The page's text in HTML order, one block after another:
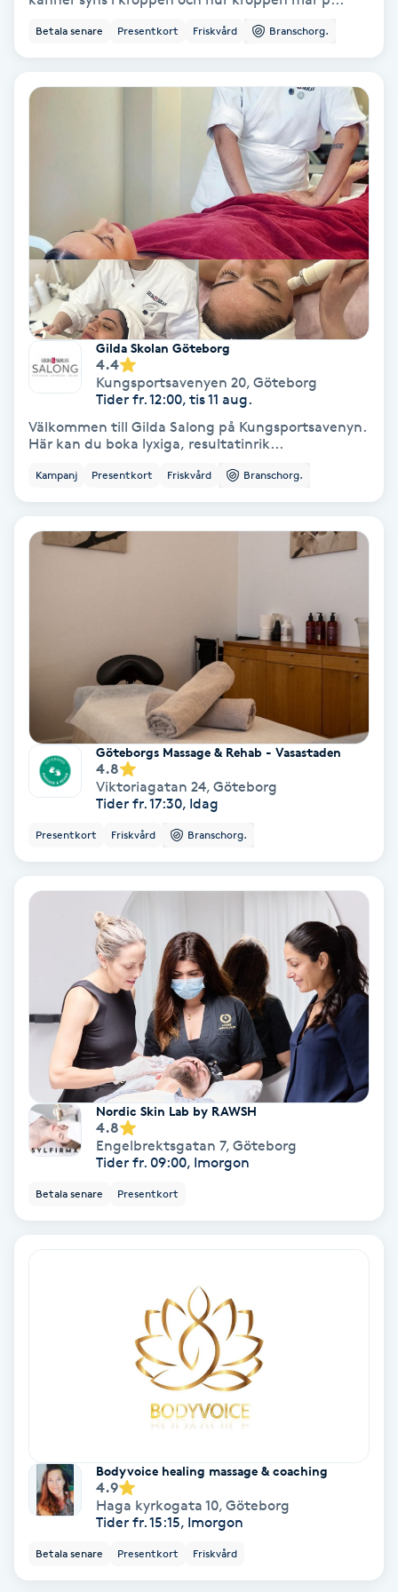
Babylights
Barber
Barnklippning
BIAB
Blowout
Bottenfärg
Brynformning
Brynfärgning
Coachning
Color correction
Damklippning
Dermapen
Diamantslipning
Enzympeeling
Extensions
Extensions borttagning
Eyeliner-tatuering
Fettreducering
Fibromassage
Betala senare Presentkort Friskvård Branschorg.
Gilda Skolan Göteborg
4.4
Kungsportsavenyen 20, Göteborg
Tider fr. 12:00, tis 11 aug.
Välkommen till Gilda Salong på Kungsportsavenyn.
Här kan du boka lyxiga, resultatinrik...
Kampanj Presentkort Friskvård Branschorg.
Göteborgs Massage & Rehab - Vasastaden
4.8
Viktoriagatan 24, Göteborg
Tider fr. 17:30, Idag
Presentkort Friskvård Branschorg.
Nordic Skin Lab by RAWSH
4.8
Engelbrektsgatan 7, Göteborg
Tider fr. 09:00, Imorgon
Betala senare Presentkort
Bodyvoice healing massage & coaching
4.9
Haga kyrkogata 10, Göteborg
Tider fr. 15:15, Imorgon
Betala senare Presentkort Friskvård